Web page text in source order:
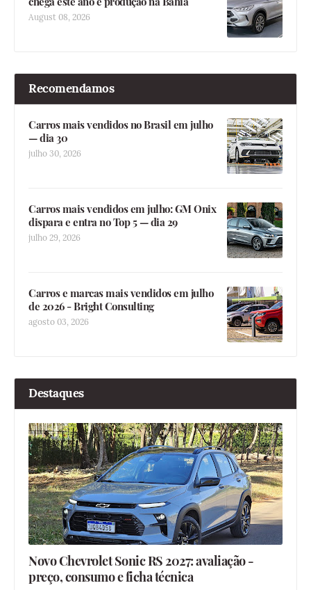
August 08, 2026
Recomendamos
Carros mais vendidos no Brasil em julho
— dia 30
julho 30, 2026
Carros mais vendidos em julho: GM Onix
dispara e entra no Top 5 — dia 29
julho 29, 2026
Carros e marcas mais vendidos em julho
de 2026 - Bright Consulting
agosto 03, 2026
Destaques
Novo Chevrolet Sonic RS 2027: avaliação -
preço, consumo e ficha técnica